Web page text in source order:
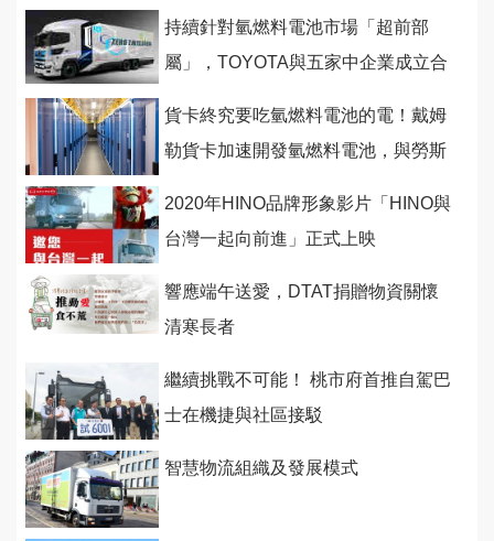
持續針對氫燃料電池市場「超前部
屬」，TOYOTA與五家中企業成立合
貨卡終究要吃氫燃料電池的電！戴姆
勒貨卡加速開發氫燃料電池，與勞斯
2020年HINO品牌形象影片「HINO與
台灣一起向前進」正式上映
響應端午送愛，DTAT捐贈物資關懷
清寒長者
繼續挑戰不可能！ 桃市府首推自駕巴
士在機捷與社區接駁
智慧物流組織及發展模式